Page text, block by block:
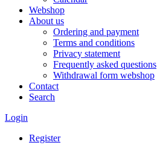
Webshop
About us
Ordering and payment
Terms and conditions
Privacy statement
Frequently asked questions
Withdrawal form webshop
Contact
Search
Login
Register